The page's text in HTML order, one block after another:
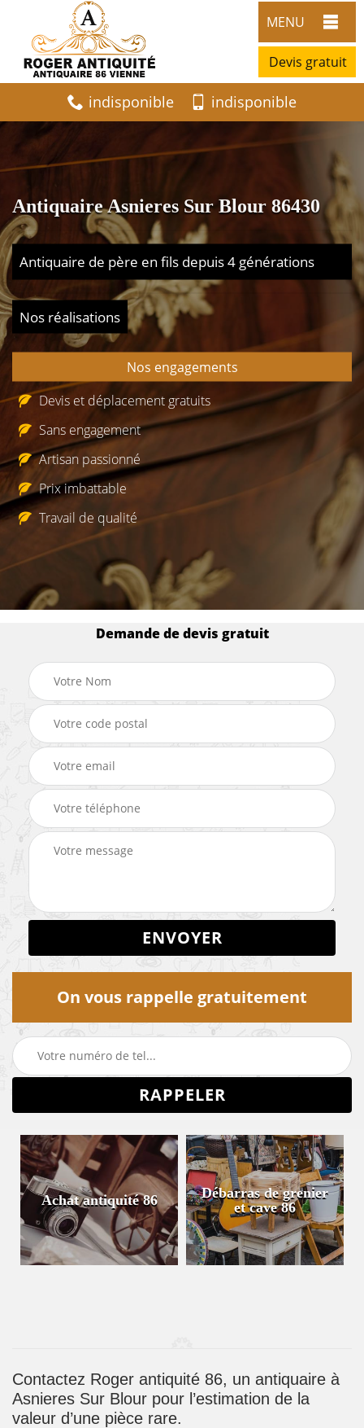
MENU
Devis gratuit
indisponible indisponible
Antiquaire Asnieres Sur Blour 86430
Antiquaire de père en fils depuis 4 générations
Nos réalisations
Nos engagements
Devis et déplacement gratuits
Sans engagement
Artisan passionné
Prix imbattable
Travail de qualité
Demande de devis gratuit
On vous rappelle gratuitement
Achat antiquité 86
Débarras de grenier
et cave 86
Contactez Roger antiquité 86, un antiquaire à
Asnieres Sur Blour pour l’estimation de la
valeur d’une pièce rare.